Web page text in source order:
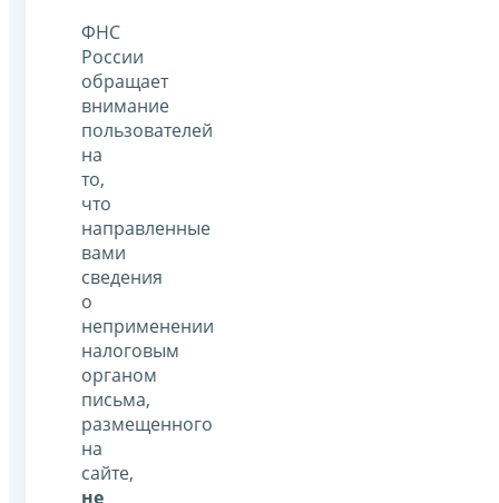
ФНС
России
обращает
внимание
пользователей
на
то,
что
направленные
вами
сведения
о
неприменении
налоговым
органом
письма,
размещенного
на
сайте,
не